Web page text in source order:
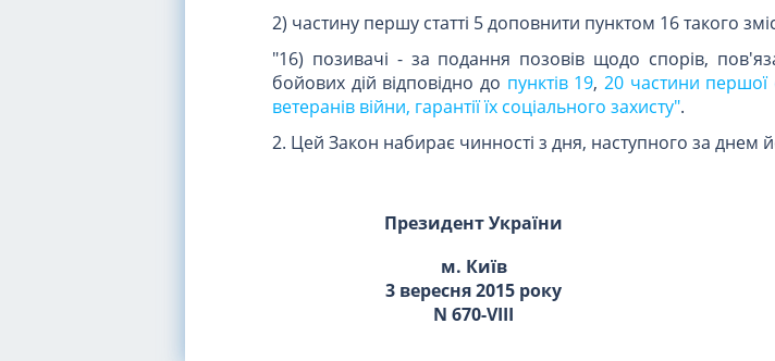
2) частину першу статті 5 доповнити пунктом 16 такого
"16) позивачі - за подання позовів щодо спорів,
бойових дій відповідно до пунктів 19, 20 частини першої
ветеранів війни, гарантії їх соціального захисту".
2. Цей Закон набирає чинності з дня, наступного за днем
Президент України
м. Київ
3 вересня 2015 року
N 670-VIII